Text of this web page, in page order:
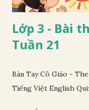
Lớp 3 - Bài
Tuần 21
Bàn Tay Cô Giáo -
Tiếng Việt English